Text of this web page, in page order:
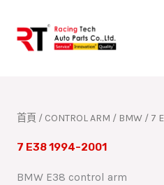
首頁 / CONTROL ARM / BMW/ 7
7 E38 1994-2001
BMW E38 control arm